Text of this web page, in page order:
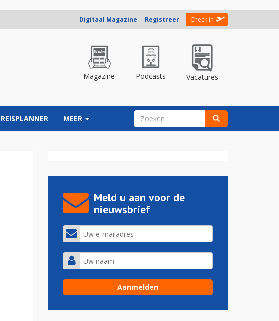
Digitaal Magazine Registreer Check in
Magazine Podcasts Vacatures
REISPLANNER MEER ZOEKVELD
Meld u aan voor de
nieuwsbrief